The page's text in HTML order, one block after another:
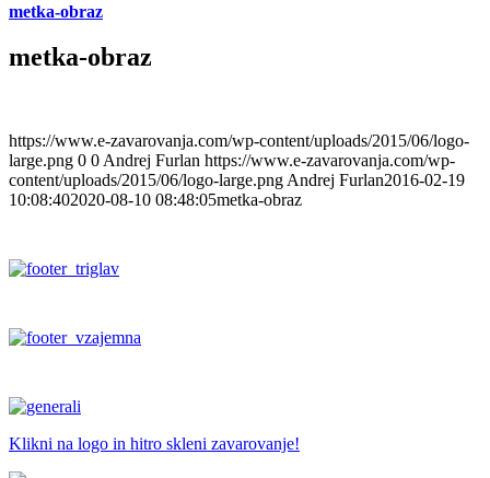
metka-obraz
metka-obraz
https://www.e-zavarovanja.com/wp-content/uploads/2015/06/logo-
large.png 0 0 Andrej Furlan https://www.e-zavarovanja.com/wp-
content/uploads/2015/06/logo-large.png Andrej Furlan2016-02-19
10:08:402020-08-10 08:48:05metka-obraz
Klikni na logo in hitro skleni zavarovanje!